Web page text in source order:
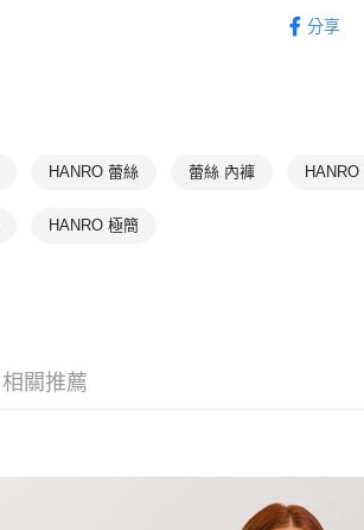
每筆
每筆
分享
HANRO 蕾絲 蕾絲 內褲
HANRO 極簡
相關推薦